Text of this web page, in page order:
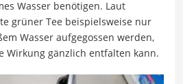
Wasser benötigen. Laut
grüner Tee beispielsweise nur
Wasser aufgegossen werden,
Wirkung gänzlich entfalten kann.